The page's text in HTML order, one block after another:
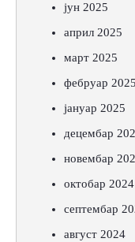
јун 2025
април 2025
март 2025
фебруар 2025
јануар 2025
децембар
новембар
октобар 2024
септембар
август 2024